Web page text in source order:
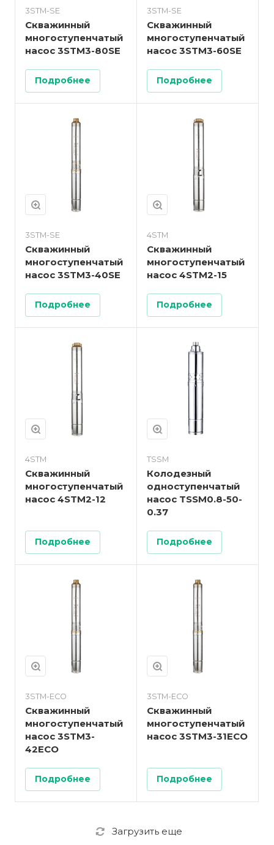
3STM-SE
Скважинный
многоступенчатый
насос 3STM3-80SE
Подробнее
3STM-SE
Скважинный
многоступенчатый
насос 3STM3-60SE
Подробнее
3STM-SE
Скважинный
многоступенчатый
насос 3STM3-40SE
Подробнее
4STM
Скважинный
многоступенчатый
насос 4STM2-15
Подробнее
4STM
Скважинный
многоступенчатый
насос 4STM2-12
Подробнее
TSSM
Колодезный
одноступенчатый
насос TSSM0.8-50-
0.37
Подробнее
3STM-ECO
Скважинный
многоступенчатый
насос 3STM3-
42ECO
Подробнее
3STM-ECO
Скважинный
многоступенчатый
насос 3STM3-31ECO
Подробнее
Загрузить еще